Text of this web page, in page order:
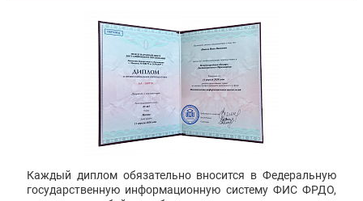
Каждый диплом обязательно вносится в Федеральную
государственную информационную систему ФИС ФРДО,